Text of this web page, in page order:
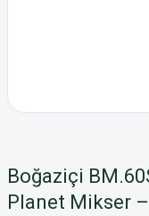
Boğaziçi
Planet Mikser